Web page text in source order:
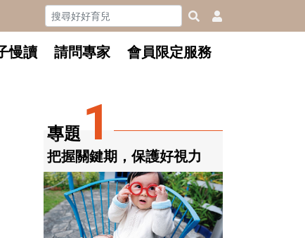
慢讀 請問專家 會員限定服務
專題 1
把握關鍵期，保護好視力